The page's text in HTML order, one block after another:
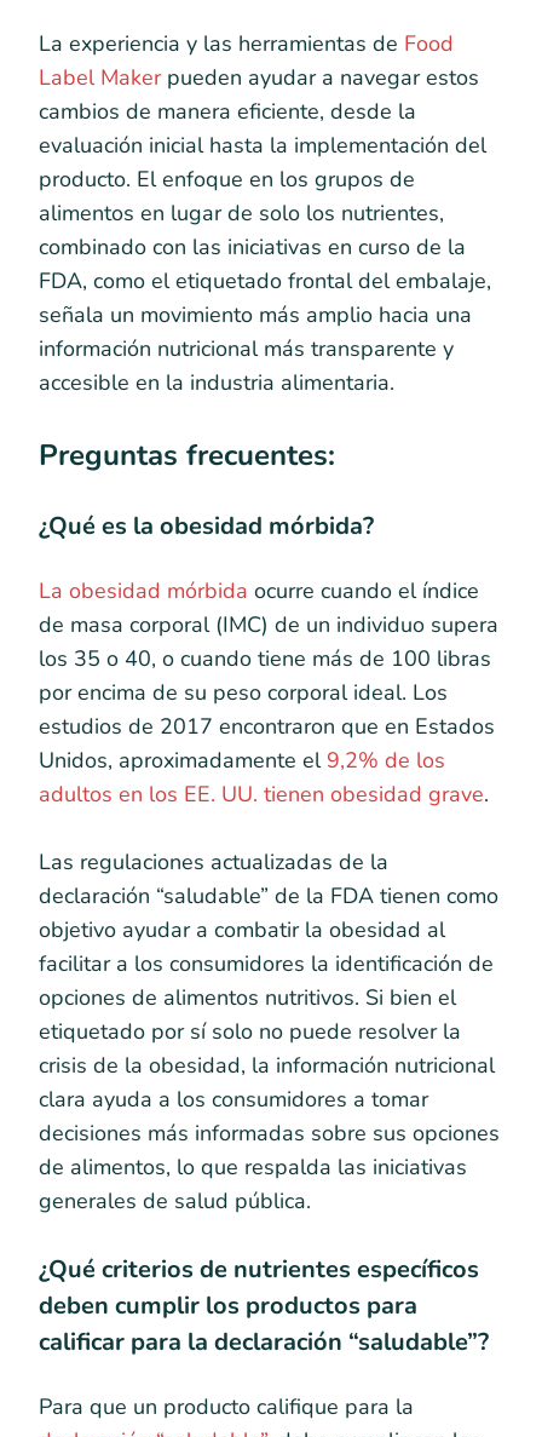
La experiencia y las herramientas de Food
Label Makerpueden ayudar a navegar estos
cambios de manera eficiente, desde la
evaluación inicial hasta la implementación del
producto. El enfoque en los grupos de
alimentos en lugar de solo los nutrientes,
combinado con las iniciativas en curso de la
FDA, como el etiquetado frontal del embalaje,
señala un movimiento más amplio hacia una
información nutricional más transparente y
accesible en la industria alimentaria.
Preguntas frecuentes:
¿Qué es la obesidad mórbida?
La obesidad mórbida ocurre cuando el índice
de masa corporal (IMC) de un individuo supera
los 35 o 40, o cuando tiene más de 100 libras
por encima de su peso corporal ideal. Los
estudios de 2017 encontraron que en Estados
Unidos, aproximadamente el 9,2% de los
adultos en los EE. UU. tienen obesidad grave.
Las regulaciones actualizadas de la
declaración “saludable” de la FDA tienen como
objetivo ayudar a combatir la obesidad al
facilitar a los consumidores la identificación de
opciones de alimentos nutritivos. Si bien el
etiquetado por sí solo no puede resolver la
crisis de la obesidad, la información nutricional
clara ayuda a los consumidores a tomar
decisiones más informadas sobre sus opciones
de alimentos, lo que respalda las iniciativas
generales de salud pública.
¿Qué criterios de nutrientes específicos
deben cumplir los productos para
calificar para la declaración “saludable”?
Para que un producto califique para la